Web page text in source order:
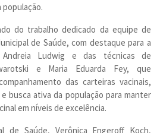
do trabalho dedicado da equipe de
de Saúde, com destaque para a
Ludwig e das técnicas de
e Maria Eduarda Fey, que
das carteiras vacinais,
busca ativa da população para manter
em níveis de excelência.
de Saúde, Verônica Engeroff Koch,